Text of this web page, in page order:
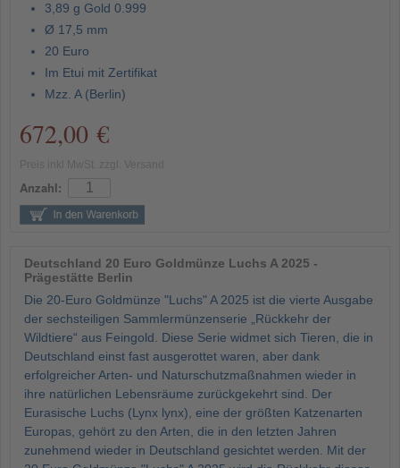
3,89 g Gold 0.999
Ø 17,5 mm
20 Euro
Im Etui mit Zertifikat
Mzz. A (Berlin)
672,00 €
Anzahl:
Deutschland 20 Euro Goldmünze Luchs A 2025 -
Prägestätte Berlin
Die 20-Euro Goldmünze "Luchs" A 2025 ist die vierte Ausgabe
der sechsteiligen Sammlermünzenserie „Rückkehr der
Wildtiere“ aus Feingold. Diese Serie widmet sich Tieren, die in
Deutschland einst fast ausgerottet waren, aber dank
erfolgreicher Arten- und Naturschutzmaßnahmen wieder in
ihre natürlichen Lebensräume zurückgekehrt sind. Der
Eurasische Luchs (Lynx lynx), eine der größten Katzenarten
Europas, gehört zu den Arten, die in den letzten Jahren
zunehmend wieder in Deutschland gesichtet werden. Mit der